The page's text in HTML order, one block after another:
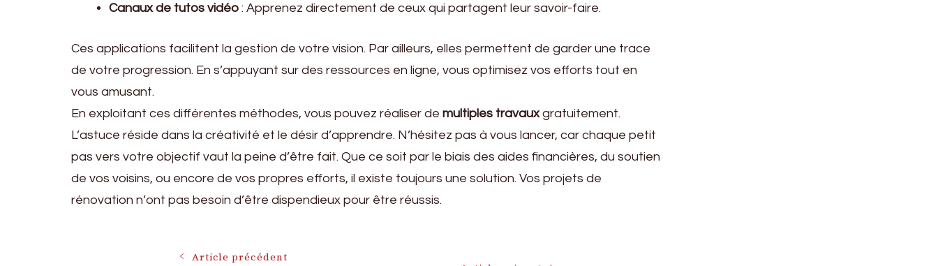
Canaux de tutos vidéo : Apprenez directement de ceux qui partagent leur savoir-faire.
Ces applications facilitent la gestion de votre vision. Par ailleurs, elles permettent de garder une trace
de votre progression. En s’appuyant sur des ressources en ligne, vous optimisez vos efforts tout en
vous amusant.
En exploitant ces différentes méthodes, vous pouvez réaliser de multiples travauxgratuitement.
L’astuce réside dans la créativité et le désir d’apprendre. N’hésitez pas à vous lancer, car chaque petit
pas vers votre objectif vaut la peine d’être fait. Que ce soit par le biais des aides financières, du soutien
de vos voisins, ou encore de vos propres efforts, il existe toujours une solution. Vos projets de
rénovation n’ont pas besoin d’être dispendieux pour être réussis.
Article précédent